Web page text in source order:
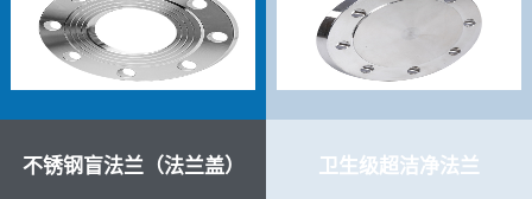
充足，支持按图定制。 测报告。
不锈钢盲法兰（法兰盖） 卫生级超洁净法兰